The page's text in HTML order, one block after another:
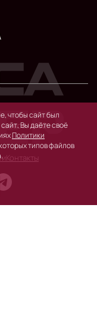
д. 32.
Контакты
чтобы сайт был
Вы даёте своё
Политики
типов файлов